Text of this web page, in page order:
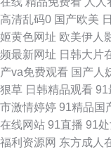
Av色情网占 东京热蜜臀
欧美a日 欧美成人官网
91网站 草草浮力院 精
96 黄色ws视频 欧美日
高清乱码0 国产欧美
姬黄色网址 欧美伊人
频最新网址 日韩大片
产va免费观看 国产人
狠草 日韩精品观看 91
市激情婷婷 91精品国
在线网站 91直播 91
福利资源网 东方成人